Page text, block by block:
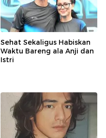
Sehat Sekaligus Habiskan
Waktu Bareng ala Anji dan
Istri